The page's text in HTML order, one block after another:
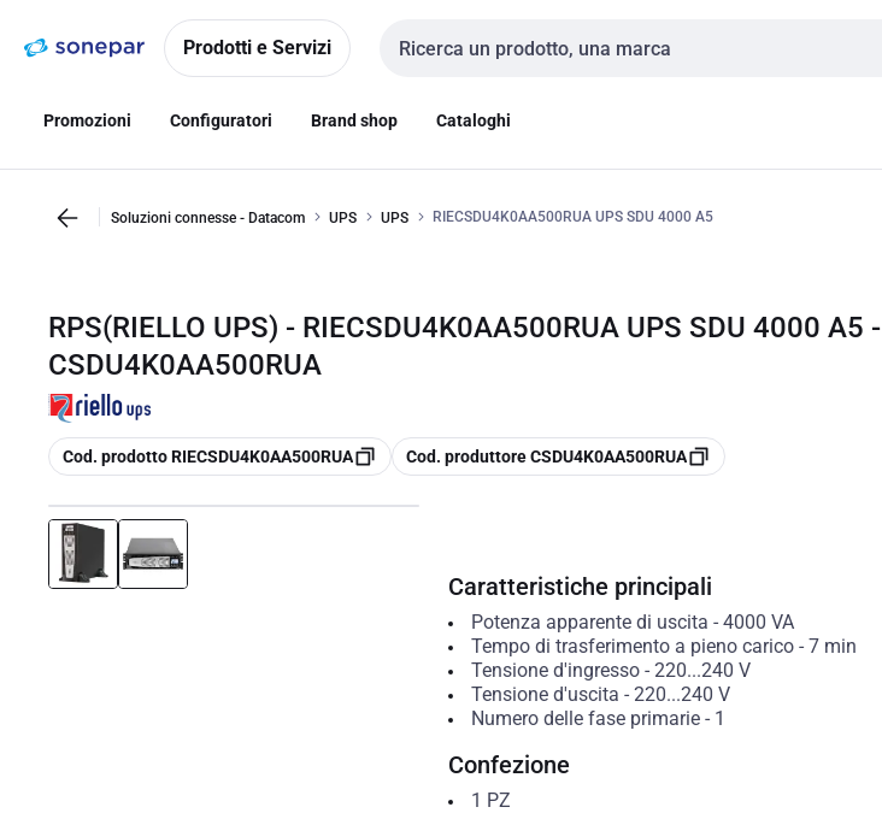
navigazionealla
Prodotti e Servizi
Cerca input
Promozioni Configuratori Brand shop Cataloghi
Soluzioni connesse - Datacom UPS UPS RIECSDU4K0AA500RUA UPS SDU 4000 A5
RPS(RIELLO UPS) - RIECSDU4K0AA500RUA UPS SDU 4000 A5 -
CSDU4K0AA500RUA
copia
Cod. prodotto RIECSDU4K0AA500RUA copia
Cod. produttore CSDU4K0AA500RUA
Caratteristiche principali
Potenza apparente di uscita - 4000 VA
Tempo di trasferimento a pieno carico- 7 min
Tensione d'ingresso- 220...240 V
Tensione d'uscita - 220...240 V
Numero delle fase primarie- 1
Confezione
1 PZ